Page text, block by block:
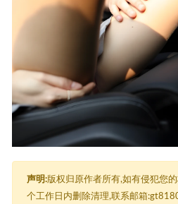
声明:版权归原作者所有,如有侵犯您
个工作日内删除清理,联系邮箱